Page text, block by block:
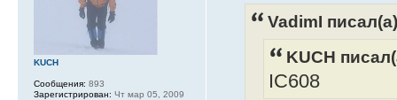
VadimI
KUCH
IC608
KUCH
Сообщения: 893
Зарегистрирован: Чт мар 05, 2009